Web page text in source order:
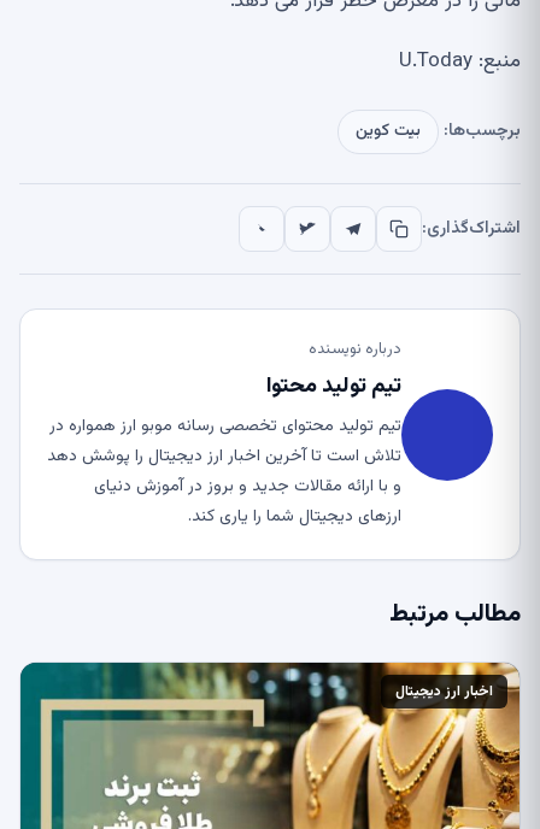
منبع: U.Today
برچسب‌ها: بیت کوین
اشتراک‌گذاری:
درباره نویسنده
تیم تولید محتوا
تیم تولید محتوای تخصصی رسانه موبو ارز همواره در
تلاش است تا آخرین اخبار ارز دیجیتال را پوشش دهد
و با ارائه مقالات جدید و بروز در آموزش دنیای
ارزهای دیجیتال شما را یاری کند.
مطالب مرتبط
اخبار ارز دیجیتال